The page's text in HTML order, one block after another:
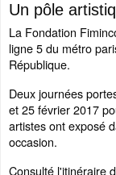
Un pôle
La Fondation
ligne 5 du métro
République.
Deux journées
et 25 février 2017
artistes ont exposé
occasion.
Consulté l'itinéraire